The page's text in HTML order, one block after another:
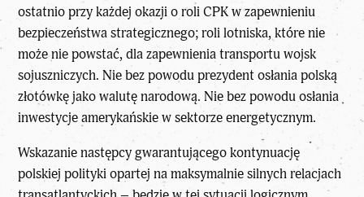
ostatnio przy każdej okazji o roli CPK w zapewnieniu
bezpieczeństwa strategicznego; roli lotniska, które nie
może nie powstać, dla zapewnienia transportu wojsk
sojuszniczych. Nie bez powodu prezydent osłania polską
złotówkę jako walutę narodową. Nie bez powodu osłania
inwestycje amerykańskie w sektorze energetycznym.
Wskazanie następcy gwarantującego kontynuację
polskiej polityki opartej na maksymalnie silnych relacjach